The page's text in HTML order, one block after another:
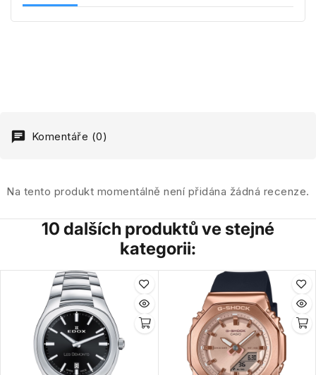
Komentáře (0)
Na tento produkt momentálně není přidána žádná recenze.
10 dalších produktů ve stejné
kategorii: